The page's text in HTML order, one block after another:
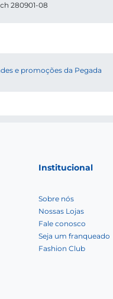
280901-08
e promoções da Pegada
Institucional
Sobre nós
Nossas Lojas
Fale conosco
Seja um franqueado
Fashion Club